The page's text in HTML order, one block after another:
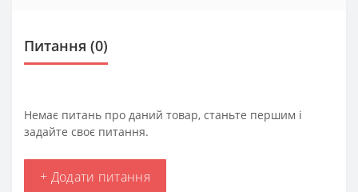
Питання (0)
Немає питань про даний товар, станьте першим і
задайте своє питання.
+ Додати питання